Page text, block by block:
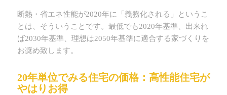
断熱・省エネ性能が2020年に「義務化される」というこ
とは、そういうことです。最低でも2020年基準、出来れ
ば2030年基準、理想は2050年基準に適合する家づくりを
お奨め致します。
20年単位でみる住宅の価格：高性能住宅が
やはりお得